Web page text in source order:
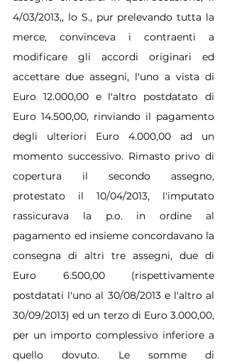
4/03/2013,, lo S., pur prelevando tutta la
merce, convinceva i contraenti a
modificare gli accordi originari ed
accettare due assegni, l'uno a vista di
Euro 12.000,00 e l'altro postdatato di
Euro 14.500,00, rinviando il pagamento
degli ulteriori Euro 4.000,00 ad un
momento successivo. Rimasto privo di
copertura il secondo assegno,
protestato il 10/04/2013, l'imputato
rassicurava la p.o. in ordine al
pagamento ed insieme concordavano la
consegna di altri tre assegni, due di
Euro 6.500,00 (rispettivamente
postdatati l'uno al 30/08/2013 e l'altro al
30/09/2013) ed un terzo di Euro 3.000,00,
per un importo complessivo inferiore a
quello dovuto. Le somme di